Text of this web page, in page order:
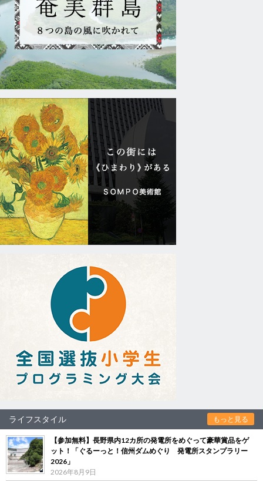
ライフスタイル もっと見る
【参加無料】長野県内12カ所の発電所をめぐって豪華賞品をゲ
ット！「ぐるーっと！信州ダムめぐり 発電所スタンプラリー
2026」
2026年8月9日